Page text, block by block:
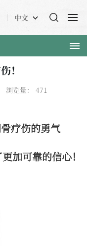
中文
！
浏览量： 471
疗伤的勇气
加可靠的信心！